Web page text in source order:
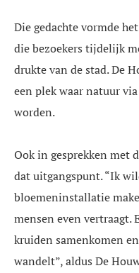
Die gedachte vormde
die bezoekers tijdelijk
drukte van de stad. De
een plek waar natuur
worden.
Ook in gesprekken met
dat uitgangspunt. “Ik
bloemeninstallatie
mensen even vertraagt.
kruiden samenkomen
wandelt”, aldus De